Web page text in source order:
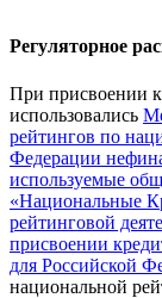
Регуляторное
При присвоении
использовались
рейтингов по
Федерации
используемые
«Национальные
рейтинговой
присвоении
для Российской
национальной